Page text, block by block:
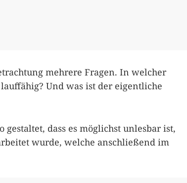
mehrere Fragen. In welcher
Und was ist der eigentliche
gestaltet, dass es möglichst unlesbar ist,
wurde, welche anschließend im